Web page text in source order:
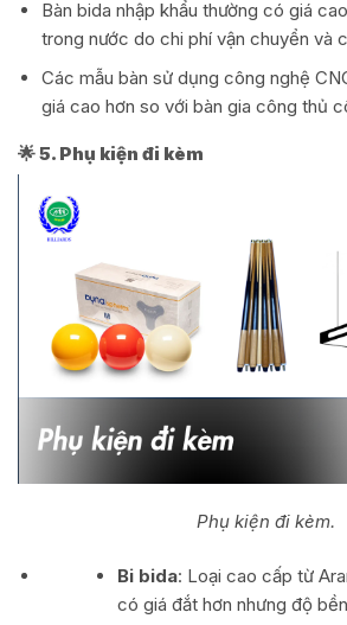
Bàn bida nhập khẩu thường có giá
trong nước do chi phí vận chuyển và
Các mẫu bàn sử dụng công nghệ
giá cao hơn so với bàn gia công thủ
🌟 5. Phụ kiện đi kèm
Phụ kiện đi kèm.
Bi bida: Loại cao cấp từ
có giá đắt hơn nhưng độ